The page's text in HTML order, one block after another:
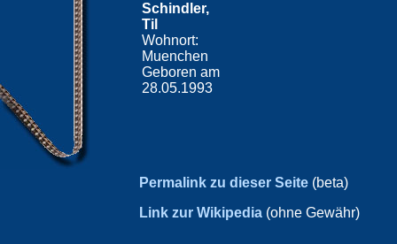
Schindler,
Til
Wohnort:
Muenchen
Geboren am
28.05.1993
Permalink zu dieser Seite (beta)
Link zur Wikipedia (ohne Gewähr)